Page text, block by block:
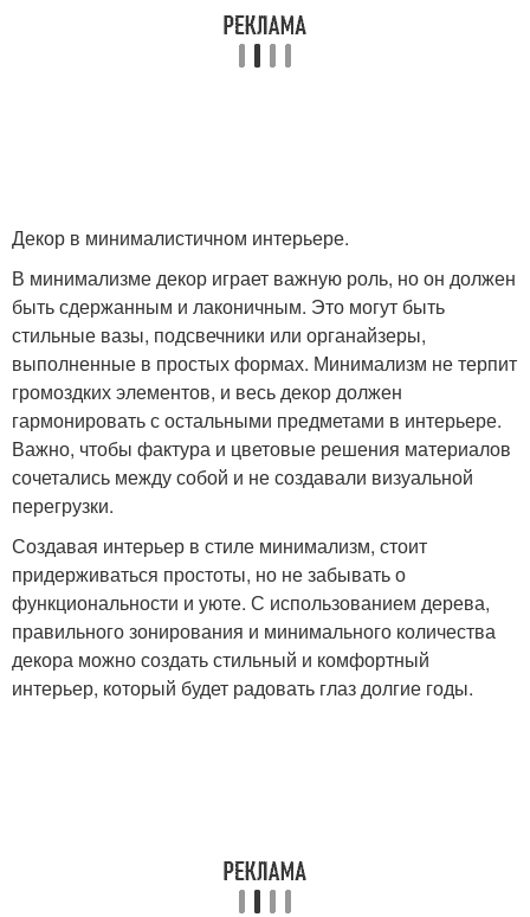
Декор в минималистичном интерьере.
В минимализме декор играет важную роль, но он должен
быть сдержанным и лаконичным. Это могут быть
стильные вазы, подсвечники или органайзеры,
выполненные в простых формах. Минимализм не терпит
громоздких элементов, и весь декор должен
гармонировать с остальными предметами в интерьере.
Важно, чтобы фактура и цветовые решения материалов
сочетались между собой и не создавали визуальной
перегрузки.
Создавая интерьер в стиле минимализм, стоит
придерживаться простоты, но не забывать о
функциональности и уюте. С использованием дерева,
правильного зонирования и минимального количества
декора можно создать стильный и комфортный
интерьер, который будет радовать глаз долгие годы.